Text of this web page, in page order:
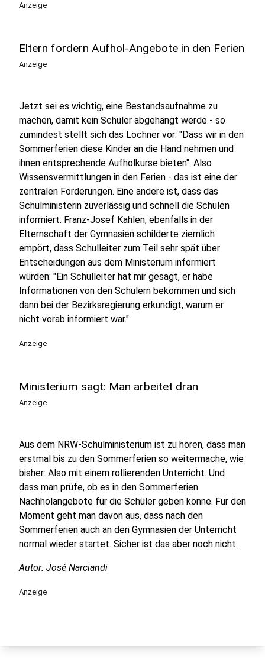
Anzeige
Eltern fordern Aufhol-Angebote in den Ferien
Anzeige
Jetzt sei es wichtig, eine Bestandsaufnahme zu
machen, damit kein Schüler abgehängt werde - so
zumindest stellt sich das Löchner vor: "Dass wir in den
Sommerferien diese Kinder an die Hand nehmen und
ihnen entsprechende Aufholkurse bieten". Also
Wissensvermittlungen in den Ferien - das ist eine der
zentralen Forderungen. Eine andere ist, dass das
Schulministerin zuverlässig und schnell die Schulen
informiert. Franz-Josef Kahlen, ebenfalls in der
Elternschaft der Gymnasien schilderte ziemlich
empört, dass Schulleiter zum Teil sehr spät über
Entscheidungen aus dem Ministerium informiert
würden: "Ein Schulleiter hat mir gesagt, er habe
Informationen von den Schülern bekommen und sich
dann bei der Bezirksregierung erkundigt, warum er
nicht vorab informiert war."
Anzeige
Ministerium sagt: Man arbeitet dran
Anzeige
Aus dem NRW-Schulministerium ist zu hören, dass man
erstmal bis zu den Sommerferien so weitermache, wie
bisher: Also mit einem rollierenden Unterricht. Und
dass man prüfe, ob es in den Sommerferien
Nachholangebote für die Schüler geben könne. Für den
Moment geht man davon aus, dass nach den
Sommerferien auch an den Gymnasien der Unterricht
normal wieder startet. Sicher ist das aber noch nicht.
Autor: José Narciandi
Anzeige